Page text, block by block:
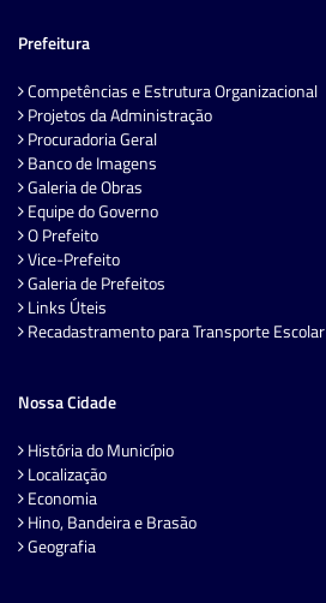
Prefeitura
Competências e Estrutura Organizacional
Projetos da Administração
Procuradoria Geral
Banco de Imagens
Galeria de Obras
Equipe do Governo
O Prefeito
Vice-Prefeito
Galeria de Prefeitos
Links Úteis
Recadastramento para Transporte Escolar
Nossa Cidade
História do Município
Localização
Economia
Hino, Bandeira e Brasão
Geografia